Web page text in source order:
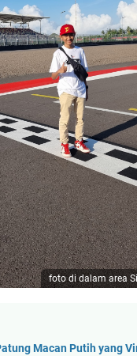
foto di dalam area
Macan Putih yang